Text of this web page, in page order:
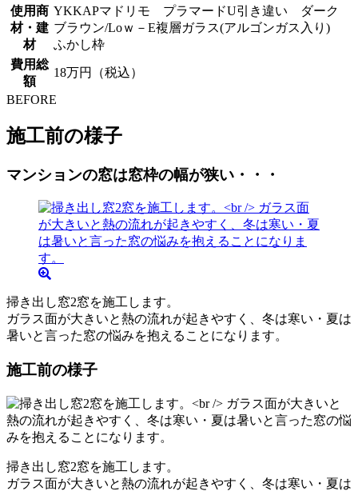
使用商
材・建
材
YKKAPマドリモ プラマードU引き違い ダーク
ブラウン/Loｗ－E複層ガラス(アルゴンガス入り)
ふかし枠
費用総
額
18万円（税込）
BEFORE
施工前の様子
マンションの窓は窓枠の幅が狭い・・・
掃き出し窓2窓を施工します。
ガラス面が大きいと熱の流れが起きやすく、冬は寒い・夏は
暑いと言った窓の悩みを抱えることになります。
施工前の様子
掃き出し窓2窓を施工します。
ガラス面が大きいと熱の流れが起きやすく、冬は寒い・夏は